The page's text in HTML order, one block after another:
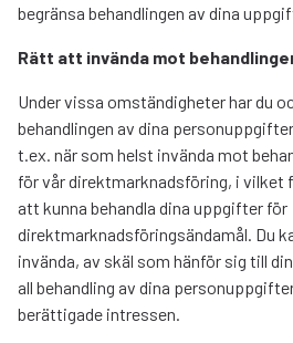
begränsa behandlingen av dina
Rätt att invända mot
Under vissa omständigheter har du
behandlingen av dina
t.ex. när som helst invända mot
för vår direktmarknadsföring, i vilket
att kunna behandla dina uppgifter för
direktmarknadsföringsändamål. Du
invända, av skäl som hänför sig till
all behandling av dina
berättigade intressen.